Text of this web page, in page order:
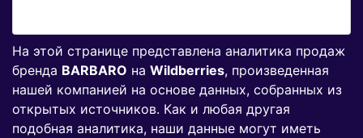
На этой странице представлена аналитика продаж
бренда BARBARO на Wildberries, произведенная
нашей компанией на основе данных, собранных из
открытых источников. Как и любая другая
подобная аналитика, наши данные могут иметь